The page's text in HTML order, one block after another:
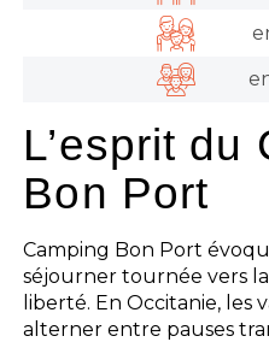
L’esprit du
Bon Port
Camping Bon Port
séjourner tournée vers
liberté. En Occitanie, les
alterner entre pauses